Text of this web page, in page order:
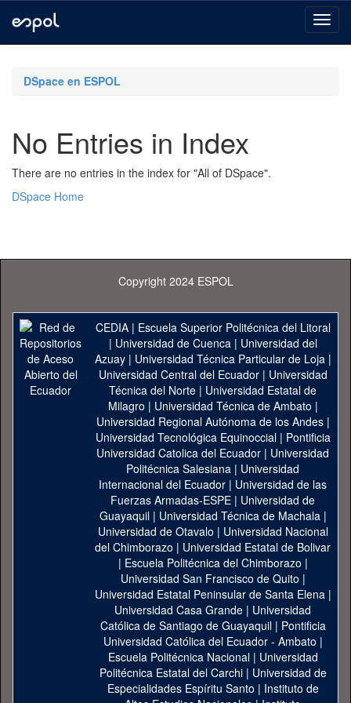
navigationDSpace en ESPOL
No Entries in Index
There are no entries in the index for "All of DSpace".
DSpace Home
Copyright 2024 ESPOL
CEDIA| Escuela Superior Politécnica del Litoral
| Universidad de Cuenca| Universidad del
Azuay| Universidad Técnica Particular de Loja|
Universidad Central del Ecuador| Universidad
Técnica del Norte | Universidad Estatal de
Milagro | Universidad Técnica de Ambato |
Universidad Regional Autónoma de los Andes|
Universidad Tecnológica Equinoccial| Pontificia
Universidad Catolica del Ecuador | Universidad
Politécnica Salesiana | Universidad
Internacional del Ecuador | Universidad de las
Fuerzas Armadas-ESPE | Universidad de
Guayaquil| Universidad Técnica de Machala|
Universidad de Otavalo | Universidad Nacional
del Chimborazo | Universidad Estatal de Bolivar
| Escuela Politécnica del Chimborazo |
Universidad San Francisco de Quito |
Universidad Estatal Peninsular de Santa Elena|
Universidad Casa Grande | Universidad
Católica de Santiago de Guayaquil| Pontificia
Universidad Católica del Ecuador - Ambato |
Escuela Politécnica Nacional| Universidad
Politécnica Estatal del Carchi| Universidad de
Especialidades Espíritu Santo | Instituto de